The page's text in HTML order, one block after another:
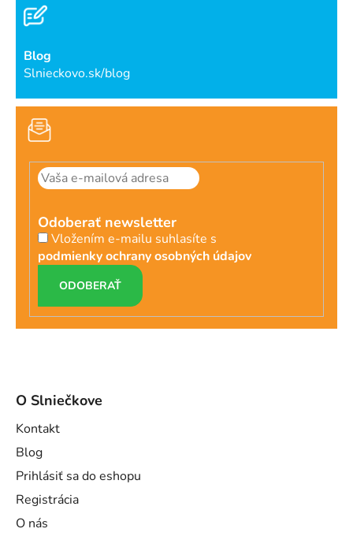
Blog
Slnieckovo.sk/blog
Odoberať newsletter
Vložením e-mailu suhlasíte s
podmienky ochrany osobných údajov
PRIHLÁSIŤ
SA
O Slniečkove
Kontakt
Blog
Prihlásiť sa do eshopu
Registrácia
O nás